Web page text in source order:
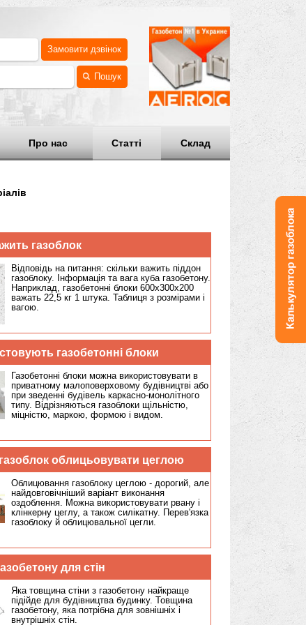
Замовити дзвінок
Пошук
ціни Про нас Статті Склад
матеріалів
Скільки важить газоблок
Відповідь на питання: скільки важить піддон
газоблоку. Інформація та вага куба газобетону.
Наприклад, газобетонні блоки 600х300х200
важать 22,5 кг 1 штука. Таблиця з розмірами і
вагою.
Де використовують газобетонні блоки
Газобетонні блоки можна використовувати в
приватному малоповерховому будівництві або
при зведенні будівель каркасно-монолітного
типу. Відрізняються газоблоки щільністю,
міцністю, маркою, формою і видом.
Чи можна газоблок облицьовувати цеглою
Облицювання газоблоку цеглою - дорогий, але
найдовговічніший варіант виконання
оздоблення. Можна використовувати рвану і
клінкерну цеглу, а також силікатну. Перев'язка
газоблоку й облицювальної цегли.